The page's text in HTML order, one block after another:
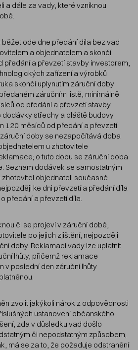
a dále za vady, které vzniknou
ode dne předání díla bez vad
a objednatelem a skončí
předání a převzetí stavby investorem,
zařízení a výrobků
skončí uplynutím záruční doby
záručním listě, minimálně
od předání a převzetí stavby
dodávky střechy a pláště budovy
120 měsíců od předání a převzetí
doby se nezapočítává doba
u zhotovitele
o tuto dobu se záruční doba
Seznam dodávek se samostatným
objednateli současně
ke dni převzetí a předání díla
předání a převzetí díla.
či se projeví v záruční době,
po jejich zjištění, nejpozději
doby. Reklamaci vady lze uplatnit
lhůty, přičemž reklamace
v poslední den záruční lhůty
zvolit jakýkoli nárok z odpovědnosti
ustanovení občanského
zda v důsledku vad došlo
či nepodstatným způsobem;
má se za to, že požaduje odstranění